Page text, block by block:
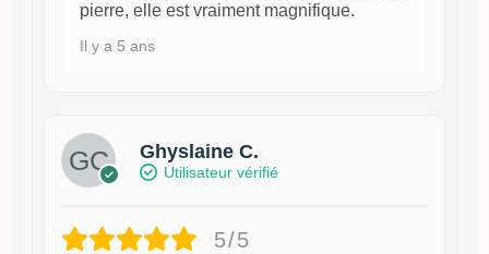
pierre, elle est vraiment magnifique.
Il y a 5 ans
Ghyslaine C.
Utilisateur vérifié
5/5